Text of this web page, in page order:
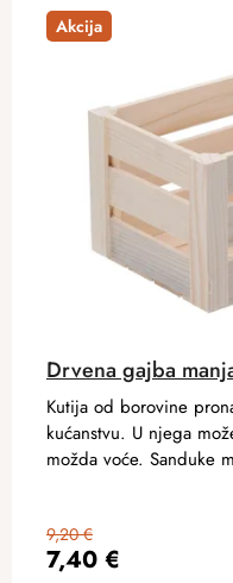
Akcija
Drvena gajba
7,40 €
9,20 €
Kutija od borovine
kućanstvu. U njega
možda voće. Sanduke